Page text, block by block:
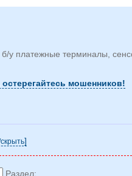
у платежные терминалы,
мошенников!
]
Раздел: